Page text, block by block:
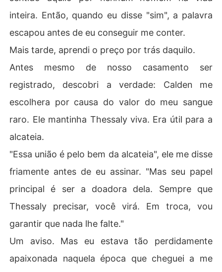
inteira. Então, quando eu disse "sim", a palavra
escapou antes de eu conseguir me conter.
Mais tarde, aprendi o preço por trás daquilo.
Antes mesmo de nosso casamento ser
registrado, descobri a verdade: Calden me
escolhera por causa do valor do meu sangue
raro. Ele mantinha Thessaly viva. Era útil para a
alcateia.
"Essa união é pelo bem da alcateia", ele me disse
friamente antes de eu assinar. "Mas seu papel
principal é ser a doadora dela. Sempre que
Thessaly precisar, você virá. Em troca, vou
garantir que nada lhe falte."
Um aviso. Mas eu estava tão perdidamente
apaixonada naquela época que cheguei a me